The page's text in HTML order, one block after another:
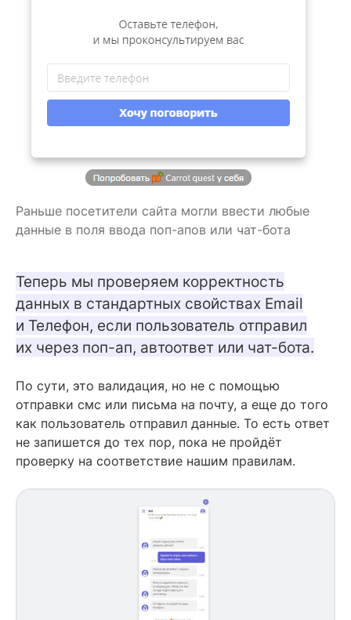
Раньше посетители сайта могли ввести любые
данные в поля ввода поп-апов или чат-бота
Теперь мы проверяем корректность
данных в стандартных свойствах Email
и Телефон, если пользователь отправил
их через поп-ап, автоответ или чат-бота.
По сути, это валидация, но не с помощью
отправки смс или письма на почту, а еще до того
как пользователь отправил данные. То есть ответ
не запишется до тех пор, пока не пройдёт
проверку на соответствие нашим правилам.